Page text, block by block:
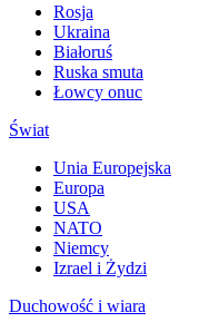
Rosja
Ukraina
Białoruś
Ruska smuta
Łowcy onuc
Świat
Unia Europejska
Europa
USA
NATO
Niemcy
Izrael i Żydzi
Duchowość i wiara